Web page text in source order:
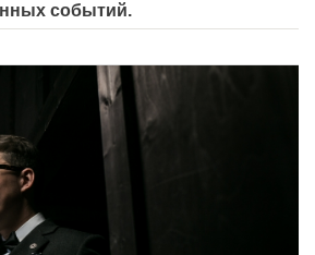
событий.